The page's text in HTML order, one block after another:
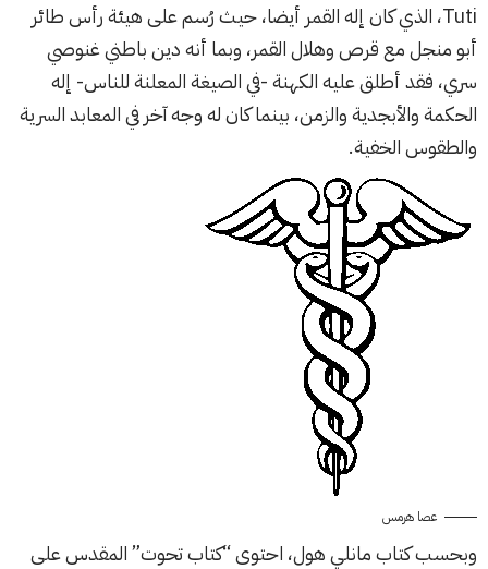
Tuti، الذي كان إله القمر أيضا، حيث رُسم على هيئة رأس طائر
أبو منجل مع قرص وهلال القمر، وبما أنه دين باطني غنوصي
سري، فقد أطلق عليه الكهنة -في الصيغة المعلنة للناس- إله
الحكمة والأبجدية والزمن، بينما كان له وجه آخر في المعابد السرية
والطقوس الخفية.
عصا هرمس
وبحسب كتاب مانلي هول، احتوى “كتاب تحوت” المقدس على